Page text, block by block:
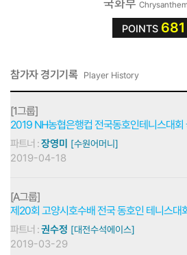
국화부
POINTS 681
참가자 경기기록 Player History
[1그룹]
2019 NH농협은행컵 전국동호인테니스대회
파트너 :장영미 [수원어머니]
2019-04-18
[A그룹]
제20회 고양시호수배 전국 동호인 테니스대
파트너 :권수정 [대전수석에이스]
2019-03-29